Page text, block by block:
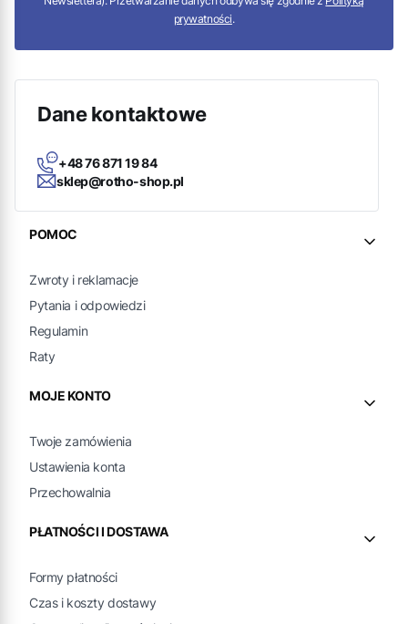
prywatności.
Dane kontaktowe
+48 76 871 19 84
sklep@rotho-shop.pl
Linki w stopce
POMOC
Zwroty i reklamacje
Pytania i odpowiedzi
Regulamin
Raty
MOJE KONTO
Twoje zamówienia
Ustawienia konta
Przechowalnia
PŁATNOŚCI I DOSTAWA
Formy płatności
Czas i koszty dostawy